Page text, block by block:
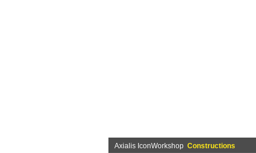
Axialis IconWorkshop Constructions